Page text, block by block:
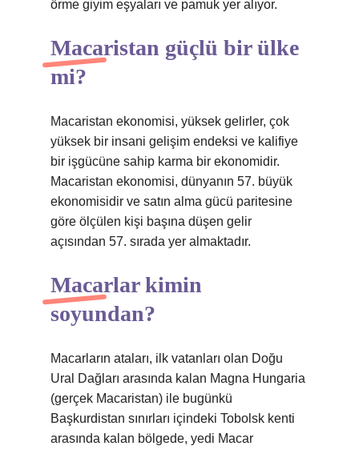
örme giyim eşyaları ve pamuk yer alıyor.
Macaristan güçlü bir ülke
mi?
Macaristan ekonomisi, yüksek gelirler, çok
yüksek bir insani gelişim endeksi ve kalifiye
bir işgücüne sahip karma bir ekonomidir.
Macaristan ekonomisi, dünyanın 57. büyük
ekonomisidir ve satın alma gücü paritesine
göre ölçülen kişi başına düşen gelir
açısından 57. sırada yer almaktadır.
Macarlar kimin
soyundan?
Macarların ataları, ilk vatanları olan Doğu
Ural Dağları arasında kalan Magna Hungaria
(gerçek Macaristan) ile bugünkü
Başkurdistan sınırları içindeki Tobolsk kenti
arasında kalan bölgede, yedi Macar